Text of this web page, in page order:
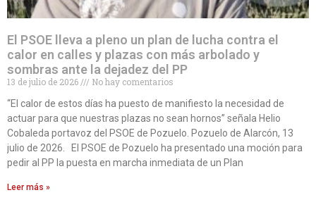
El PSOE lleva a pleno un plan de lucha contra el
calor en calles y plazas con más arbolado y
sombras ante la dejadez del PP
13 de julio de 2026
No hay comentarios
“El calor de estos días ha puesto de manifiesto la necesidad de
actuar para que nuestras plazas no sean hornos” señala Helio
Cobaleda portavoz del PSOE de Pozuelo. Pozuelo de Alarcón, 13
julio de 2026. El PSOE de Pozuelo ha presentado una moción para
pedir al PP la puesta en marcha inmediata de un Plan
Leer más »